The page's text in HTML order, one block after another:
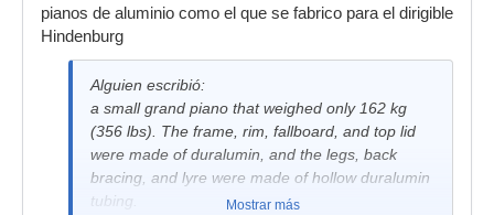
pianos de aluminio como el que se fabrico para el dirigible
Hindenburg
Alguien escribió:
a small grand piano that weighed only 162 kg
(356 lbs). The frame, rim, fallboard, and top lid
were made of duralumin, and the legs, back
bracing, and lyre were made of hollow duralumin
tubing.
Mostrar más